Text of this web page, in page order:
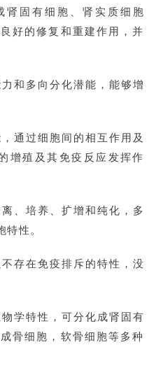
肾固有细胞、肾实质细胞
好的修复和重建作用，并
和多向分化潜能，能够增
通过细胞间的相互作用及
增殖及其免疫反应发挥作
、培养、扩增和纯化，多
性。
存在免疫排斥的特性，没
学特性，可分化成肾固有
骨细胞，软骨细胞等多种